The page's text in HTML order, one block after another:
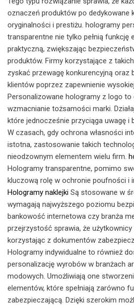
oznaczeń produktów po dedykowane
oryginalności i prestiżu. hologramy
transparentne nie tylko pełnią funkcję
praktyczną, zwiększając
produktów. Firmy korzystające z
zyskać przewagę konkurencyjną oraz
klientów poprzez zapewnienie
Personalizowane hologramy z logo to
wzmacnianie tożsamości marki.
które jednocześnie przyciąga uwagę i
W czasach, gdy ochrona własności
istotna, zastosowanie takich
nieodzownym elementem wielu firm.
Hologramy transparentne, pomimo
kluczową rolę w ochronie poufności i
Hologramy naklejki Są stosowane w
wymagają najwyższego poziomu
bankowość internetowa czy branża
przejrzystość sprawia, że użytkownicy
korzystając z dokumentów
Hologramy indywidualne to również
personalizację wyrobów w branżach
modowych. Umożliwiają one
elementów, które spełniają zarówno
zabezpieczającą. Dzięki szerokim